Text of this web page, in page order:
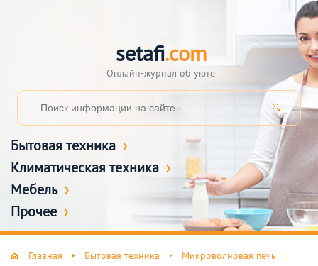
setafi.com
Онлайн-журнал об уюте
Бытовая техника
Климатическая техника
Мебель
Прочее
Главная Бытовая техника Микроволновая печь